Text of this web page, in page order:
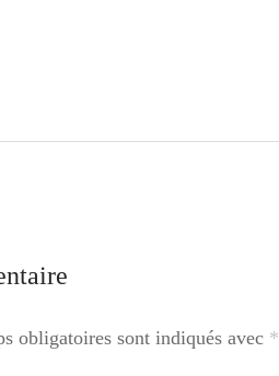
obligatoires sont indiqués avec *